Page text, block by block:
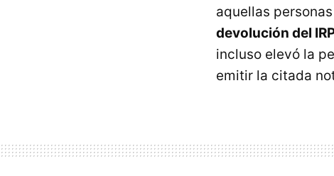
aquellas
devolución del
incluso elevó la
emitir la citada